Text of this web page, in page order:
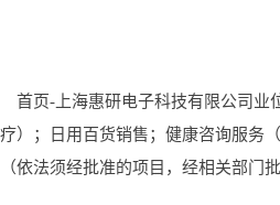
首页-上海惠研电子科技有限公司业
疗）；日用百货销售；健康咨询服务
（依法须经批准的项目，经相关部门